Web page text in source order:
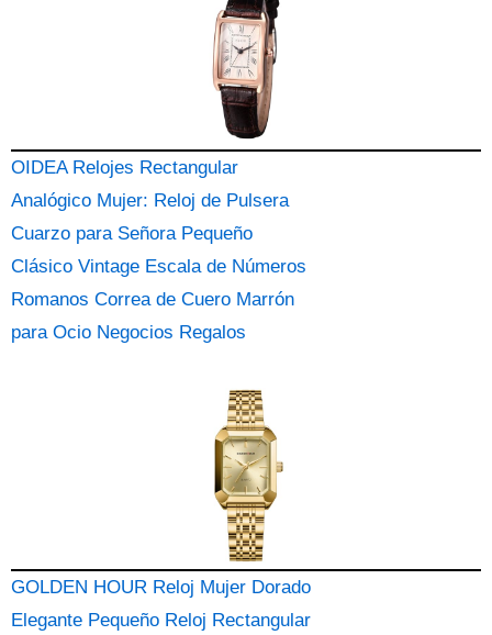
OIDEA Relojes Rectangular
Analógico Mujer: Reloj de Pulsera
Cuarzo para Señora Pequeño
Clásico Vintage Escala de Números
Romanos Correa de Cuero Marrón
para Ocio Negocios Regalos
GOLDEN HOUR Reloj Mujer Dorado
Elegante Pequeño Reloj Rectangular